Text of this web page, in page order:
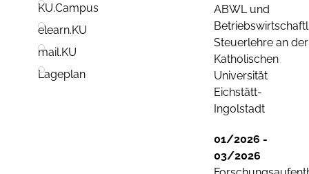
KU.Campus
elearn.KU
mail.KU
Lageplan
ABWL und
Steuerlehre an der
Katholischen
Universität
Eichstätt-
Ingolstadt
01/2026 -
03/2026